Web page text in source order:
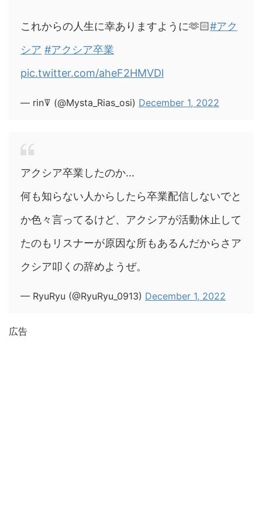
これからの人生に幸ありますように🫶🏻#アク
シア #アクシア卒業
pic.twitter.com/aheF2HMVDl
— rinꘜ (@Mysta_Rias_osi) December 1, 2022
アクシア卒業したのか...
何も知らない人からしたら卒業配信しないでと
か色々言ってるけど、アクシアが活動休止して
たのもリスナーが原因な所もあるんだからさア
クシア叩くの辞めようぜ。
— RyuRyu (@RyuRyu_0913) December 1, 2022
広告